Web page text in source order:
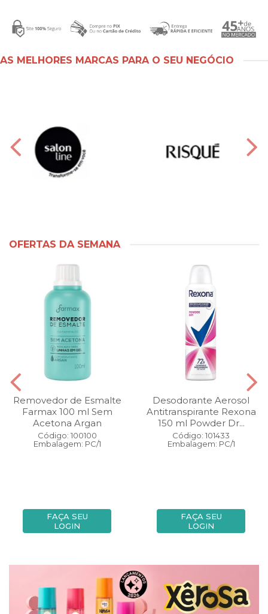
AS MELHORES MARCAS PARA O SEU NEGÓCIO
OFERTAS DA SEMANA
Removedor de Esmalte
Farmax 100 ml Sem
Acetona Argan
Código: 100100
Embalagem: PC/1
FAÇA SEU
LOGIN
Desodorante Aerosol
Antitranspirante Rexona
150 ml Powder Dr...
Código: 101433
Embalagem: PC/1
FAÇA SEU
LOGIN